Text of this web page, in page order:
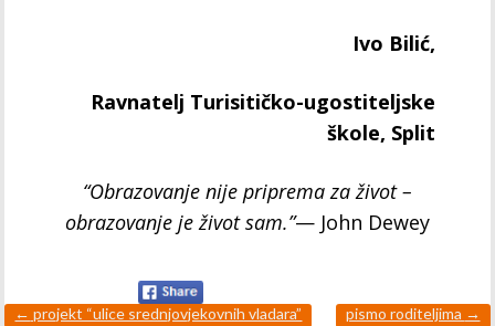
Ivo Bilić,
Ravnatelj Turisitičko-ugostiteljske
škole, Split
“Obrazovanje nije priprema za život –
obrazovanje je život sam.”— John Dewey
pismo roditeljima →
← projekt “ulice srednjovjekovnih vladara”